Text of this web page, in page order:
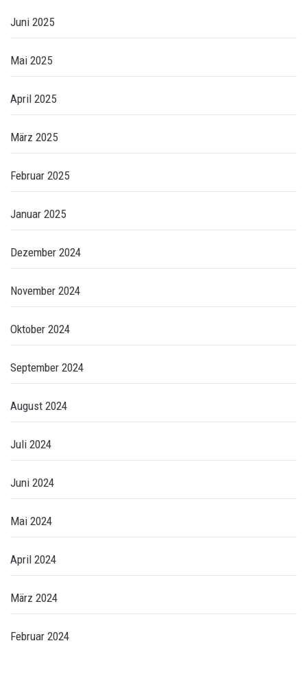
Juni 2025
Mai 2025
April 2025
März 2025
Februar 2025
Januar 2025
Dezember 2024
November 2024
Oktober 2024
September 2024
August 2024
Juli 2024
Juni 2024
Mai 2024
April 2024
März 2024
Februar 2024